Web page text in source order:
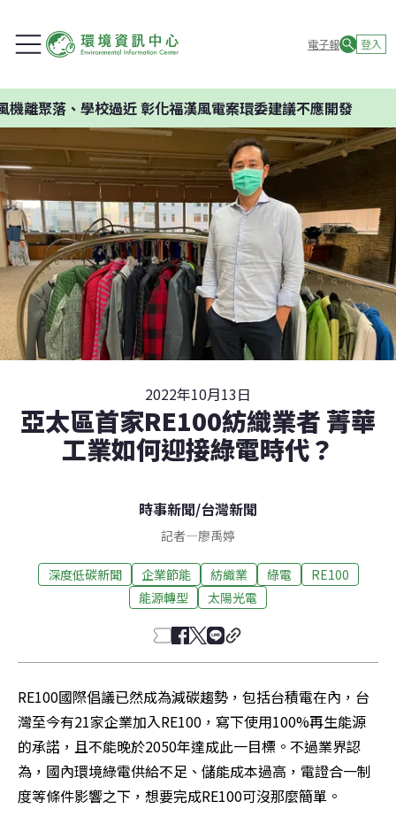
電子報 登入
落、學校過近 彰化福漢風電案環委建議不應開發
2022年10月13日
亞太區首家RE100紡織業者 菁華
工業如何迎接綠電時代？
時事新聞/台灣新聞
記者—廖禹婷
深度低碳新聞 企業節能 紡織業 綠電
RE100
能源轉型
太陽光電
RE100國際倡議已然成為減碳趨勢，包括台積電在內，台
灣至今有21家企業加入RE100，寫下使用100%再生能源
的承諾，且不能晚於2050年達成此一目標。不過業界認
為，國內環境綠電供給不足、儲能成本過高，電證合一制
度等條件影響之下，想要完成RE100可沒那麼簡單。